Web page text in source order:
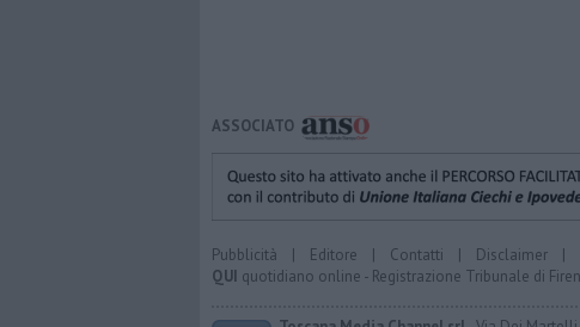
ASSOCIATO
Pubblicità | Editore | Contatti | Disclaimer |
QUI quotidiano online - Registrazione Tribunale di